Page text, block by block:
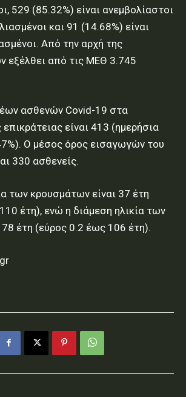
529 (85.32%) είναι ανεμβολίαστοι
και 91 (14.68%) είναι
Από την αρχή της
εξέλθει από τις ΜΕΘ 3.745
ασθενών Covid-19 στα
είναι 413 (ημερήσια
Ο μέσος όρος εισαγωγών του
330 ασθενείς.
των κρουσμάτων είναι 37 έτη
έτη), ενώ η διάμεση ηλικία των
78 έτη (εύρος 0.2 έως 106 έτη).